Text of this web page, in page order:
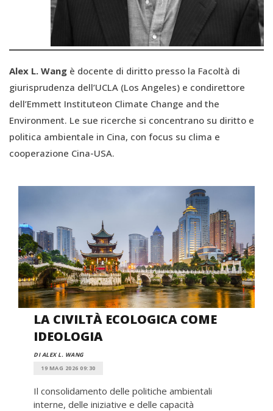
Alex L. Wang è docente di diritto presso la Facoltà di
giurisprudenza dell’UCLA (Los Angeles) e condirettore
dell’Emmett Instituteon Climate Change and the
Environment. Le sue ricerche si concentrano su diritto e
politica ambientale in Cina, con focus su clima e
cooperazione Cina-USA.
LA CIVILTÀ ECOLOGICA COME
IDEOLOGIA
DI ALEX L. WANG
19 MAG 2026 09:30
Il consolidamento delle politiche ambientali
interne, delle iniziative e delle capacità